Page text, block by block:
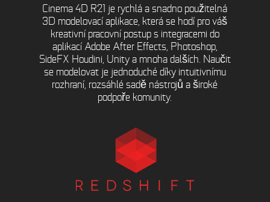
Cinema 4D R21 je rychlá a snadno použitelná
3D modelovací aplikace, která se hodí pro váš
kreativní pracovní postup s integracemi do
aplikací Adobe After Effects, Photoshop,
SideFX Houdini, Unity a mnoha dalších. Naučit
se modelovat je jednoduché díky intuitivnímu
rozhraní, rozsáhlé sadě nástrojů a široké
podpoře komunity.